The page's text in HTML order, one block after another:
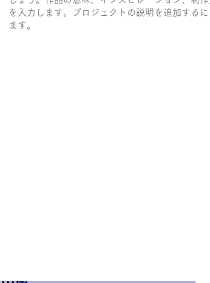
を入力します。プロジェクトの説明を追加する
ます。